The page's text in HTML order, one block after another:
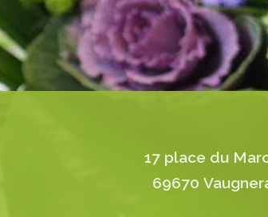
17 place du
69670